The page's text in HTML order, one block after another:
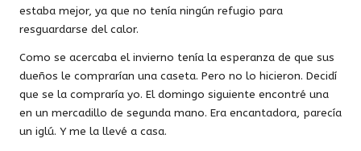
estaba mejor, ya que no tenía ningún refugio para
resguardarse del calor.
Como se acercaba el invierno tenía la esperanza de que sus
dueños le comprarían una caseta. Pero no lo hicieron. Decidí
que se la compraría yo. El domingo siguiente encontré una
en un mercadillo de segunda mano. Era encantadora, parecía
un iglú. Y me la llevé a casa.